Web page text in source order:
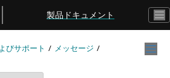
製品ドキュメント
びサポート
メッセージ